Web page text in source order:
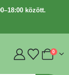
között.
0